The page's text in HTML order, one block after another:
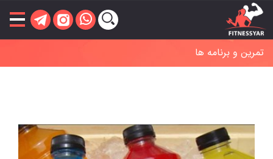
تمرین و برنامه ها